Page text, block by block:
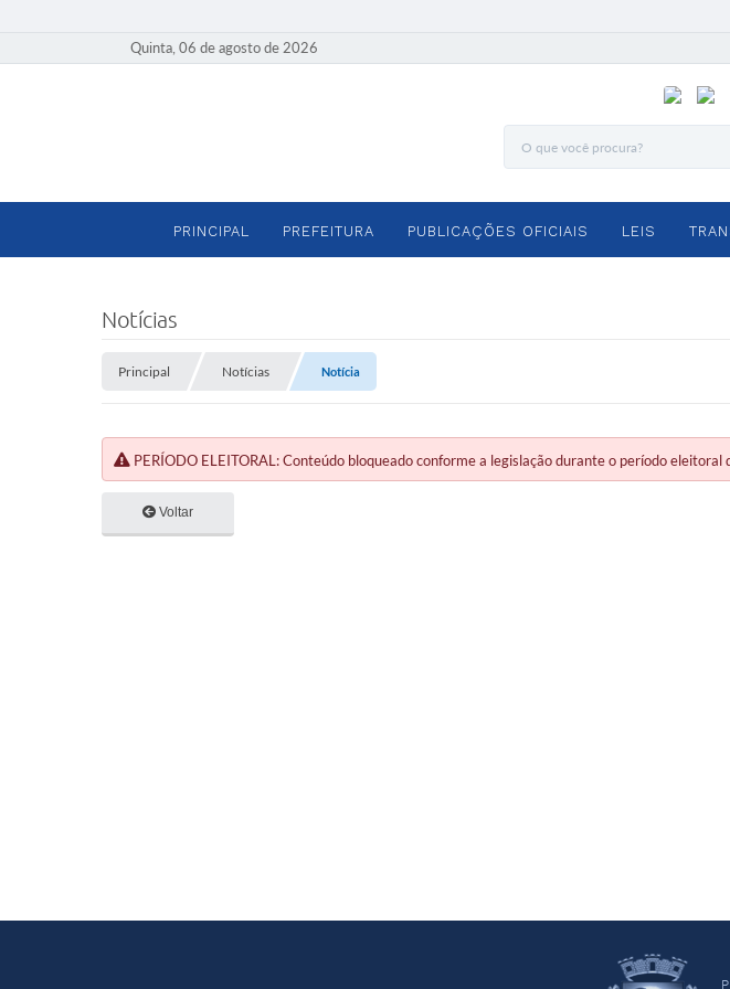
Quinta, 06 de agosto de 2026
PRINCIPAL PREFEITURA PUBLICAÇÕES OFICIAIS LEIS
Notícias
Principal Notícias Notícia
PERÍODO ELEITORAL: Conteúdo bloqueado conforme a legislação durante o período eleitoral
Voltar